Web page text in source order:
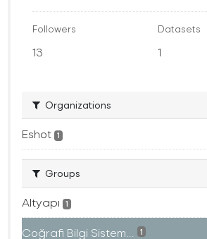
Followers
13
Datasets
1
Organizations
Eshot 1
Groups
Altyapı 1
Coğrafi Bilgi Sistem... 1